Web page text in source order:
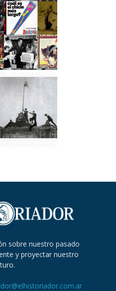
sobre nuestro pasado
y proyectar nuestro